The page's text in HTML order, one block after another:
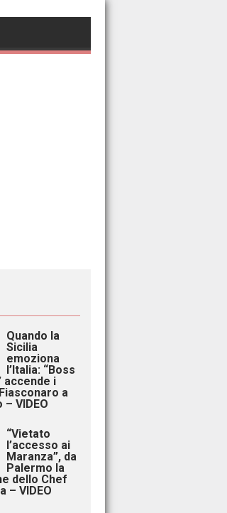
Quando la
Sicilia
emoziona
l’Italia: “Boss
accende i
a
VIDEO
“Vietato
l’accesso ai
Maranza”, da
Palermo la
dello Chef
– VIDEO